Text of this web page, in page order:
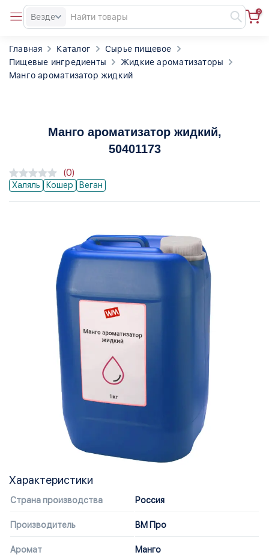
Везде
0
Главная Каталог
Сырье пищевое
Пищевые ингредиенты
Жидкие ароматизаторы
Манго ароматизатор жидкий
Манго ароматизатор жидкий,
50401173
Халяль Кошер Веган
(0)
Характеристики
Страна производства Россия
Производитель ВМ Про
Аромат Манго